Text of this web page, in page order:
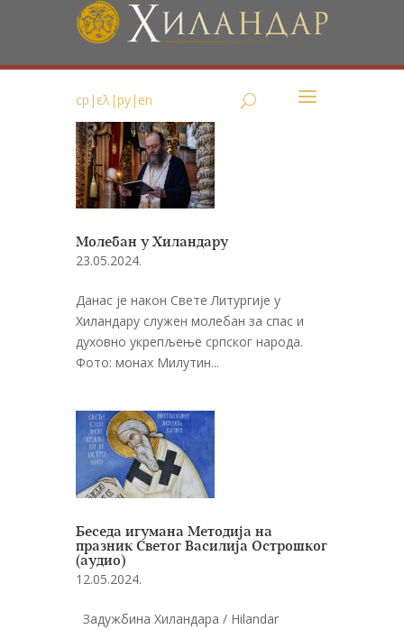
ср | ελ|ру| en
Молебан у Хиландару
23.05.2024.
Данас је након Свете Литургије у
Хиландару служен молебан за спас и
духовно укрепљење српског народа.
Фото: монах Милутин...
Беседа игумана Методија на
празник Светог Василија Острошког
(аудио)
12.05.2024.
Задужбина Хиландара / Hilandar